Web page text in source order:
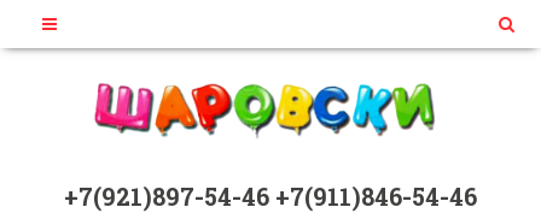
+7(921)897-54-46 +7(911)846-54-46